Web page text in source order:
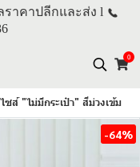
ราคาปลีกและส่ง l
0
ซส์ "ไม่มีกระเป๋า" สีม่วงเข้ม
-64%